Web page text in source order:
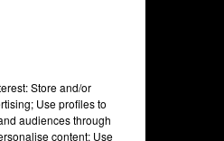
Store and/or
Use profiles to
audiences through
content; Use